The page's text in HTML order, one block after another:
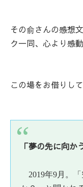
その俞さんの感想
ク一同、心より感
この場をお借りし
「夢の先に向か
2019年9月。「